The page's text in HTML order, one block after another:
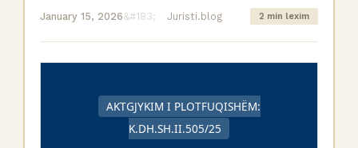
January 15, 2026 Juristi.blog 2 min lexim
AKTGJYKIM I PLOTFUQISHËM:
K.DH.SH.II.505/25